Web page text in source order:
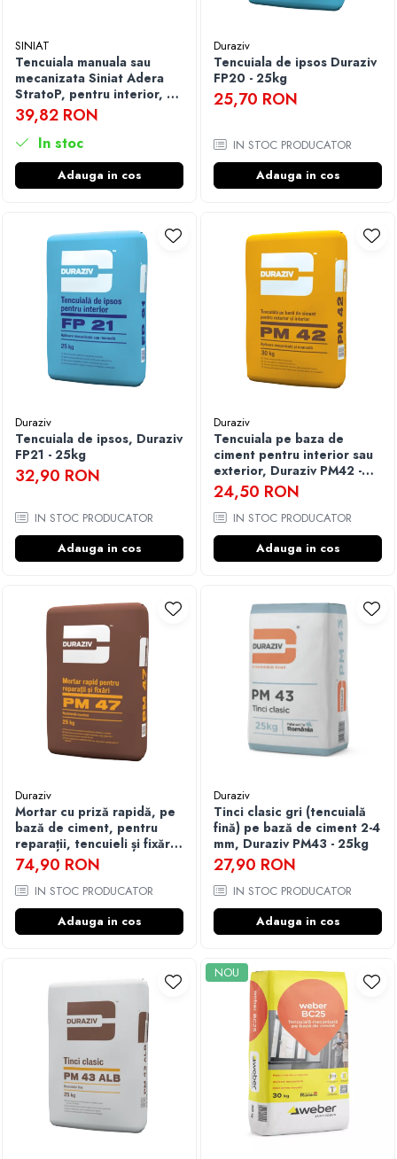
SINIAT
Tencuiala manuala sau
mecanizata Siniat Adera
StratoP, pentru interior, 25
kg
39,82 RON
In stoc
Adauga in cos
Duraziv
Tencuiala de ipsos Duraziv
FP20 - 25kg
25,70 RON
IN STOC PRODUCATOR
Adauga in cos
Duraziv
Tencuiala de ipsos, Duraziv
FP21 - 25kg
32,90 RON
IN STOC PRODUCATOR
Adauga in cos
Duraziv
Tencuiala pe baza de
ciment pentru interior sau
exterior, Duraziv PM42 -
30kg
24,50 RON
IN STOC PRODUCATOR
Adauga in cos
Duraziv
Mortar cu priză rapidă, pe
bază de ciment, pentru
reparații, tencuieli și fixări,
Duraziv PM 47 - 25kg
74,90 RON
IN STOC PRODUCATOR
Adauga in cos
Duraziv
Tinci clasic gri (tencuială
fină) pe bază de ciment 2-4
mm, Duraziv PM43 - 25kg
27,90 RON
IN STOC PRODUCATOR
Adauga in cos
NOU